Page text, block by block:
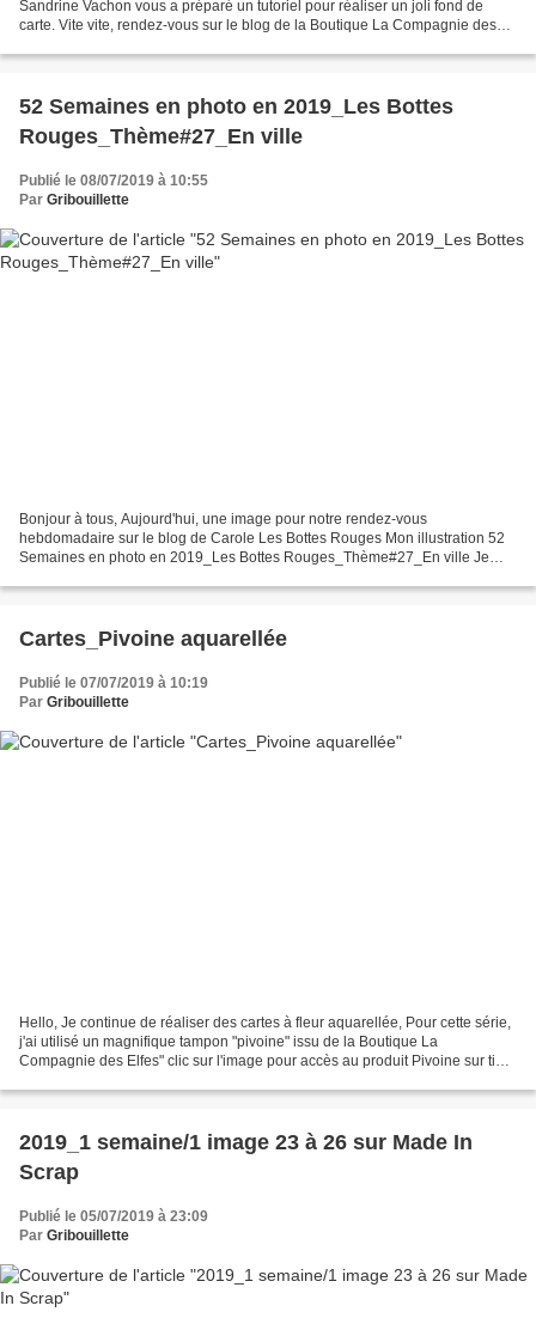
Sandrine Vachon vous a préparé un tutoriel pour réaliser un joli fond de
carte. Vite vite, rendez-vous sur le blog de la Boutique La Compagnie des
52 Semaines en photo en 2019_Les Bottes
Rouges_Thème#27_En ville
Publié le 08/07/2019 à 10:55
Par Gribouillette
Bonjour à tous, Aujourd'hui, une image pour notre rendez-vous
hebdomadaire sur le blog de Carole Les Bottes Rouges Mon illustration 52
Semaines en photo en 2019_Les Bottes Rouges_Thème#27_En ville Je
Cartes_Pivoine aquarellée
Publié le 07/07/2019 à 10:19
Par Gribouillette
Hello, Je continue de réaliser des cartes à fleur aquarellée, Pour cette série,
j'ai utilisé un magnifique tampon "pivoine" issu de la Boutique La
Compagnie des Elfes" clic sur l'image pour accès au produit Pivoine sur tige
2019_1 semaine/1 image 23 à 26 sur Made In
Scrap
Publié le 05/07/2019 à 23:09
Par Gribouillette